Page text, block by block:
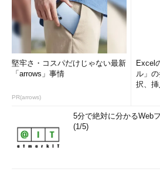
堅牢さ・コスパだけじゃない最新
「arrows」事情
PR(arrows)
Excel
ル」
択、
5分で絶対に分かるWeb
(1/5)